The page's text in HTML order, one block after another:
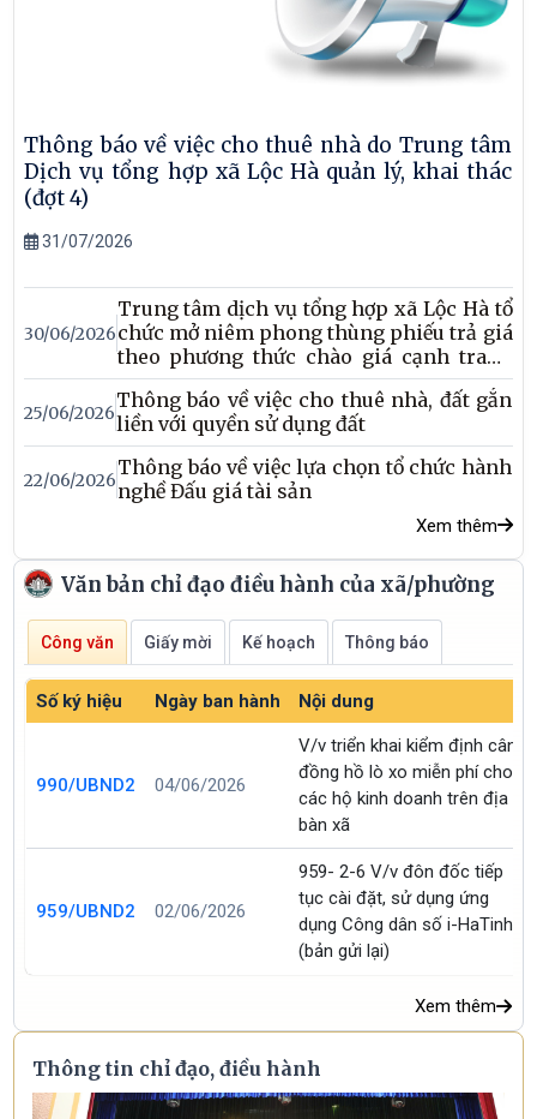
Thông báo về việc cho thuê nhà do Trung tâm
Dịch vụ tổng hợp xã Lộc Hà quản lý, khai thác
(đợt 4)
31/07/2026
30/06/2026
Trung tâm dịch vụ tổng hợp xã Lộc Hà tổ
chức mở niêm phong thùng phiếu trả giá
theo phương thức chào giá cạnh tranh
cho thuê tài sản công
25/06/2026
Thông báo về việc cho thuê nhà, đất gắn
liền với quyền sử dụng đất
22/06/2026
Thông báo về việc lựa chọn tổ chức hành
nghề Đấu giá tài sản
Xem thêm
Văn bản chỉ đạo điều hành của xã/phường
Công văn Giấy mời Kế hoạch Thông báo
Số ký hiệu Ngày ban hành Nội dung
990/UBND2 04/06/2026
V/v triển khai kiểm định cân
đồng hồ lò xo miễn phí cho
các hộ kinh doanh trên địa
bàn xã
959/UBND2 02/06/2026
959- 2-6 V/v đôn đốc tiếp
tục cài đặt, sử dụng ứng
dụng Công dân số i-HaTinh
(bản gửi lại)
Xem thêm
Thông tin chỉ đạo, điều hành